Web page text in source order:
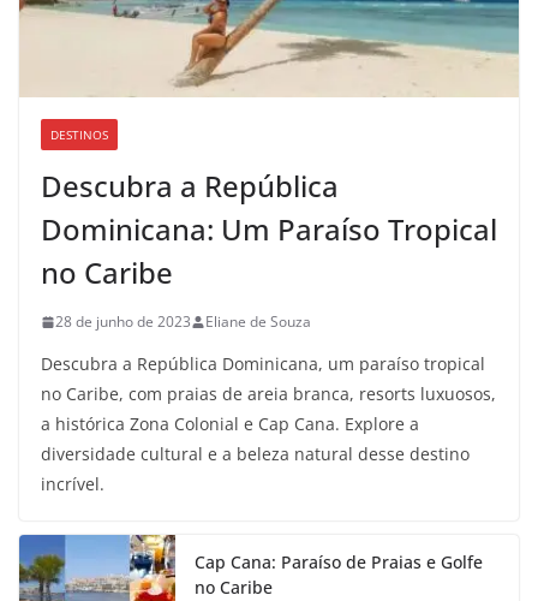
DESTINOS
Descubra a República
Dominicana: Um Paraíso Tropical
no Caribe
28 de junho de 2023 Eliane de Souza
Descubra a República Dominicana, um paraíso tropical
no Caribe, com praias de areia branca, resorts luxuosos,
a histórica Zona Colonial e Cap Cana. Explore a
diversidade cultural e a beleza natural desse destino
incrível.
Cap Cana: Paraíso de Praias e Golfe
no Caribe